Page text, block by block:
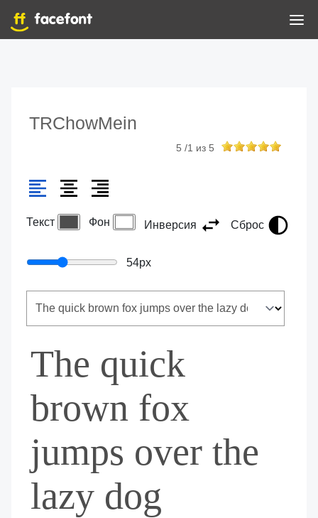
TRChowMein
5 /1 из 5
Текст Фон Инверсия Сброс
54px
The quick
brown fox
jumps over the
lazy dog